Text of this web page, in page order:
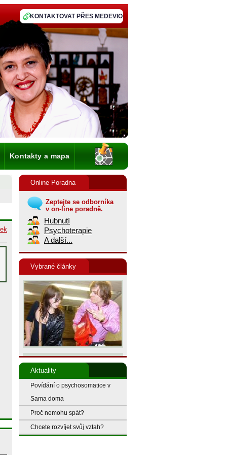
KONTAKTOVAT PŘES MEDEVIO
Kontakty a mapa
Online Poradna
Zeptejte se odborníka
v on-line poradně.
Hubnutí
Psychoterapie
A další...
Vybrané články
Aktuality
Povídání o psychosomatice v
Sama doma
Proč nemohu spát?
Chcete rozvíjet svůj vztah?